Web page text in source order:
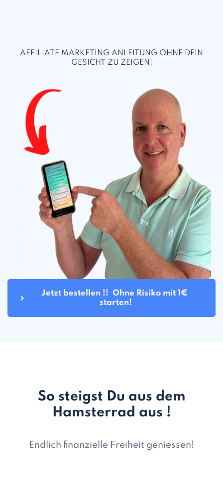
AFFILIATE MARKETING ANLEITUNG OHNE DEIN
GESICHT ZU ZEIGEN!
Jetzt bestellen !!  Ohne Risiko mit 1€
starten!
So steigst Du aus dem
Hamsterrad aus !
Endlich finanzielle Freiheit geniessen!